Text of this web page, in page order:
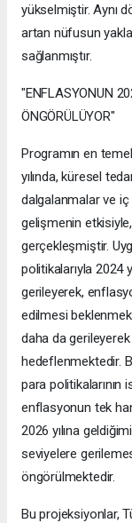
yükselmiştir. Aynı
artan nüfusun
sağlanmıştır.
"ENFLASYONUN
ÖNGÖRÜLÜYOR"
Programın en
yılında, küresel
dalgalanmalar ve
gelişmenin
gerçekleşmiştir.
politikalarıyla 2024
gerileyerek,
edilmesi
daha da
hedeflenmektedir.
para politikalarının
enflasyonun tek
2026 yılına
seviyelere
öngörülmektedir.
Bu projeksiyonlar,